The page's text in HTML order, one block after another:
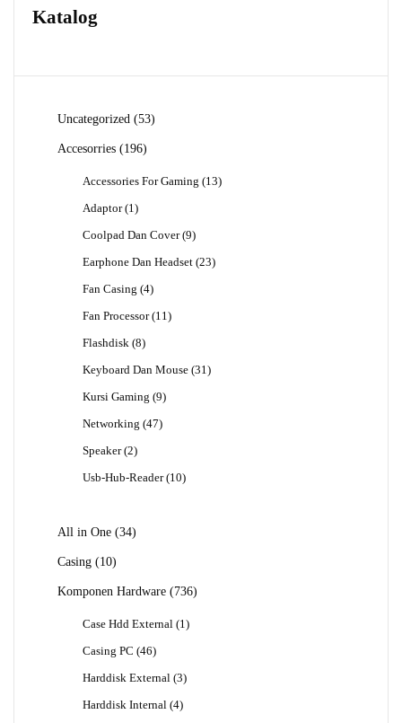
Katalog
Uncategorized 5353
Accesorries
196196
Accessories For Gaming 1313
Adaptor 1 1
Coolpad Dan Cover 99
Earphone Dan Headset 2323
Fan Casing 44
Fan Processor 11 11
Flashdisk 88
Keyboard Dan Mouse 31 31
Kursi Gaming 99
Networking 4747
Speaker 22
Usb-Hub-Reader 1010
All in One 3434
Casing
1010
Komponen Hardware
736736
Case Hdd External 1 1
Casing PC 4646
Harddisk External 33
Harddisk Internal 44